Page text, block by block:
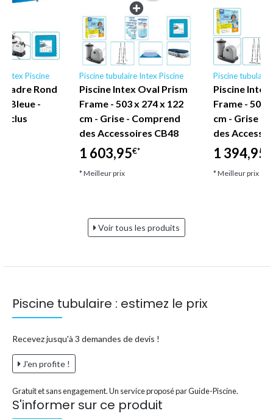
Intex Piscine
Cadre Rond
- Bleue -
Piscine tubulaire Intex Piscine
Piscine Intex Oval Prism
Frame - 503 x 274 x 122
cm - Grise - Comprend
des Accessoires CB48
1 603,95€*
* Meilleur prix
Piscine
Piscine
Frame - 503
cm - Grise -
des
1 394,95
* Meilleur prix
Voir tous les produits
Piscine tubulaire : estimez le prix
Recevez jusqu'à 3 demandes de devis !
J'en profite !
Gratuit et sans engagement. Un service proposé par Guide-Piscine.
S'informer sur ce produit